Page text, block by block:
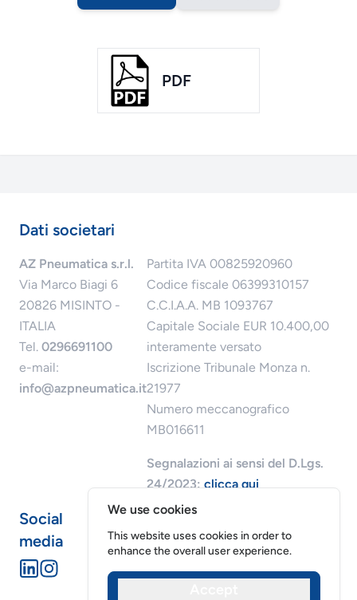
PDF
Dati societari
AZ Pneumatica s.r.l.
Via Marco Biagi 6
20826 MISINTO -
ITALIA
Tel. 0296691100
e-mail:
info@azpneumatica.it
Partita IVA 00825920960
Codice fiscale 06399310157
C.C.I.A.A. MB 1093767
Capitale Sociale EUR 10.400,00
interamente versato
Iscrizione Tribunale Monza n.
21977
Numero meccanografico
MB016611
Segnalazioni ai sensi del D.Lgs.
24/2023:clicca qui
Social
media
We use cookies
This website uses cookies in order to
enhance the overall user experience.